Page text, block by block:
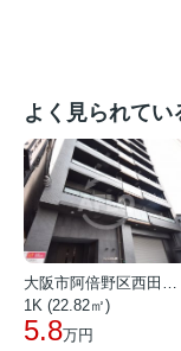
よく見られてい
1K (22.82㎡)
5.8万円